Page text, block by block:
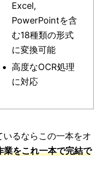
Excel,
PowerPointを含
む18種類の形式
に変換可能
高度なOCR処理
に対応
るならこの一本をオ
業をこれ一本で完結で